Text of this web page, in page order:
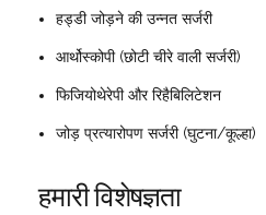
हड्डी जोड़ने की उन्नत सर्जरी
आर्थोस्कोपी (छोटी चीरे वाली सर्जरी)
फिजियोथेरेपी और रिहैबिलिटेशन
जोड़ प्रत्यारोपण सर्जरी (घुटना/कूल्हा)
हमारी विशेषज्ञता